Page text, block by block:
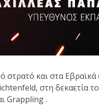
και στα Εβραϊκά
στη δεκαετία
Grappling .